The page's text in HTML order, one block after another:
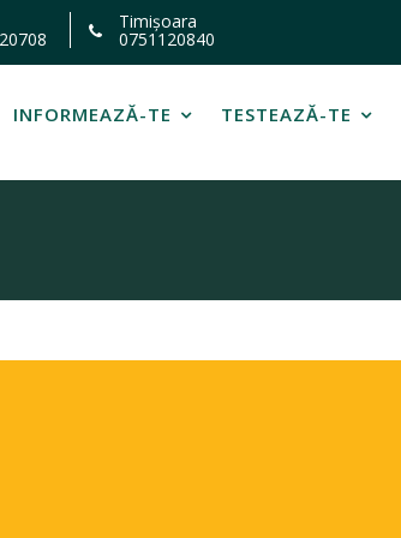
Timișoara
0751120840
INFORMEAZĂ-TE TESTEAZĂ-TE